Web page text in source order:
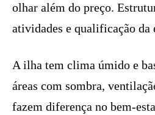
olhar além do preço.
atividades e qualificação da
A ilha tem clima úmido e
áreas com sombra,
fazem diferença no bem-